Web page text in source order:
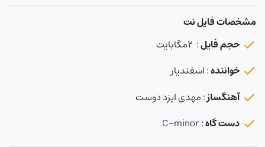
مشخصات فایل نت
حجم فایل: ۲مگابایت
خواننده: اسفندیار
آهنگساز: مهدی ایزد دوست
دست گاه:
C-minor